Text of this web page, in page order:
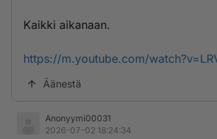
Kaikki aikanaan.
https://m.youtube.com/
Äänestä
Anonyymi00031
2026-07-02 18:24:34